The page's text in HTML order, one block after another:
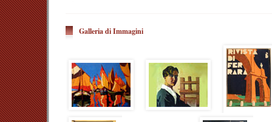
trasferimento in Libia di un gruppo di artisti
si unirà temporaneamente anche Mimì Quilici
Malgrado l’humus
critico cittadino del tempo si
mostrato da alcuni artisti ferraresi,
indifferente alle innovazioni strutturali e
frequenti sono le partecipazioni dei futuristi a
con poeti, pittori e intellettuali ferraresi. Basti
Galleria di Immagini